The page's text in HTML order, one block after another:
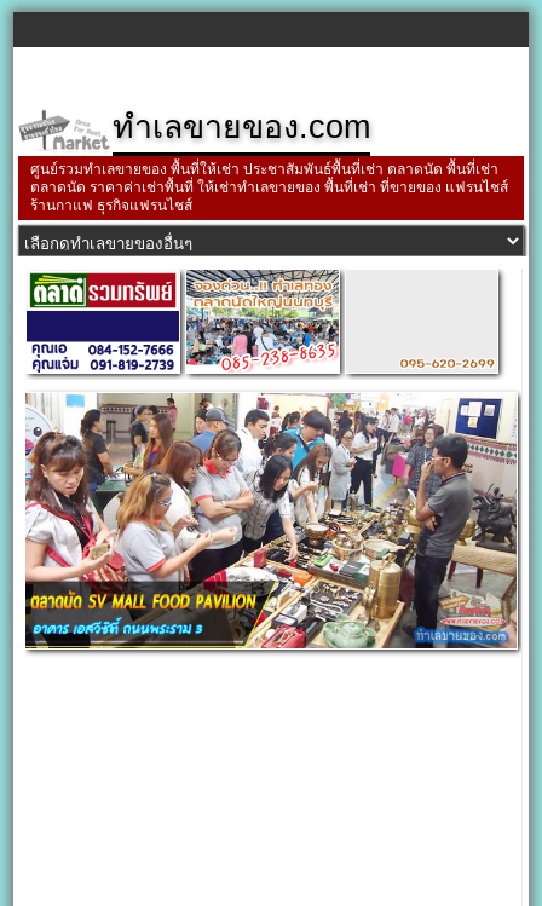
ทำเลขายของ.com
ศูนย์รวมทำเลขายของ พื้นที่ให้เช่า ประชาสัมพันธ์พื้นที่เช่า ตลาดนัด พื้นที่เช่า
ตลาดนัด ราคาค่าเช่าพื้นที่ ให้เช่าทำเลขายของ พื้นที่เช่า ที่ขายของ แฟรนไชส์
ร้านกาแฟ ธุรกิจแฟรนไชส์